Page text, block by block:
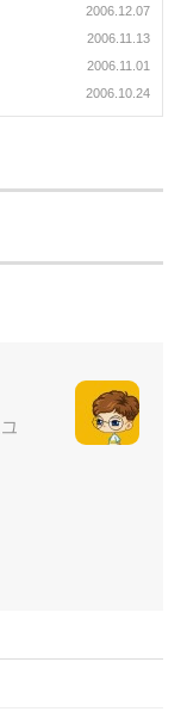
2006.12.07
2006.11.13
2006.11.01
2006.10.24